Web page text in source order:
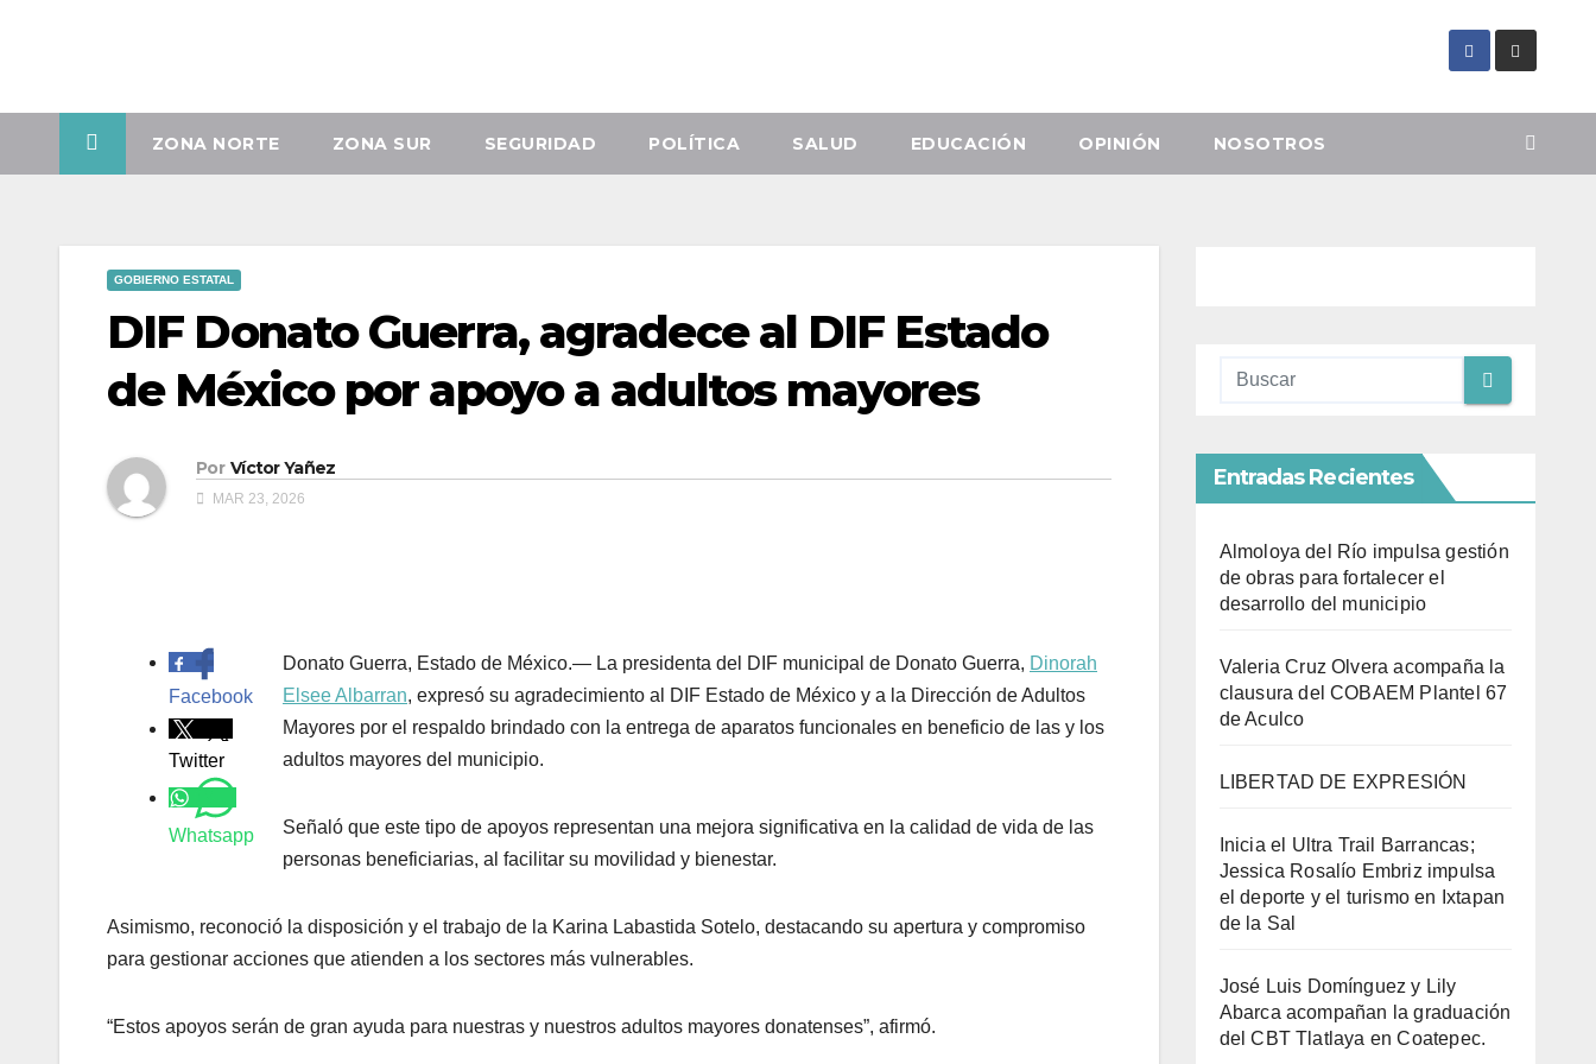
ZONA NORTE ZONA SUR SEGURIDAD POLÍTICA SALUD EDUCACIÓN OPINIÓN NOSOTROS
GOBIERNO ESTATAL
DIF Donato Guerra, agradece al DIF Estado
de México por apoyo a adultos mayores
Por Víctor Yañez
MAR 23, 2026
Facebook
Twitter
Whatsapp
Donato Guerra, Estado de México.— La presidenta del DIF municipal de Donato Guerra, Dinorah
Elsee Albarran, expresó su agradecimiento al DIF Estado de México y a la Dirección de Adultos
Mayores por el respaldo brindado con la entrega de aparatos funcionales en beneficio de las y los
adultos mayores del municipio.
Señaló que este tipo de apoyos representan una mejora significativa en la calidad de vida de las
personas beneficiarias, al facilitar su movilidad y bienestar.
Asimismo, reconoció la disposición y el trabajo de la Karina Labastida Sotelo, destacando su apertura y compromiso
para gestionar acciones que atienden a los sectores más vulnerables.
“Estos apoyos serán de gran ayuda para nuestras y nuestros adultos mayores donatenses”, afirmó.
Entradas Recientes
Almoloya del Río impulsa gestión
de obras para fortalecer el
desarrollo del municipio
Valeria Cruz Olvera acompaña la
clausura del COBAEM Plantel 67
de Aculco
LIBERTAD DE EXPRESIÓN
Inicia el Ultra Trail Barrancas;
Jessica Rosalío Embriz impulsa
el deporte y el turismo en Ixtapan
de la Sal
José Luis Domínguez y Lily
Abarca acompañan la graduación
del CBT Tlatlaya en Coatepec.